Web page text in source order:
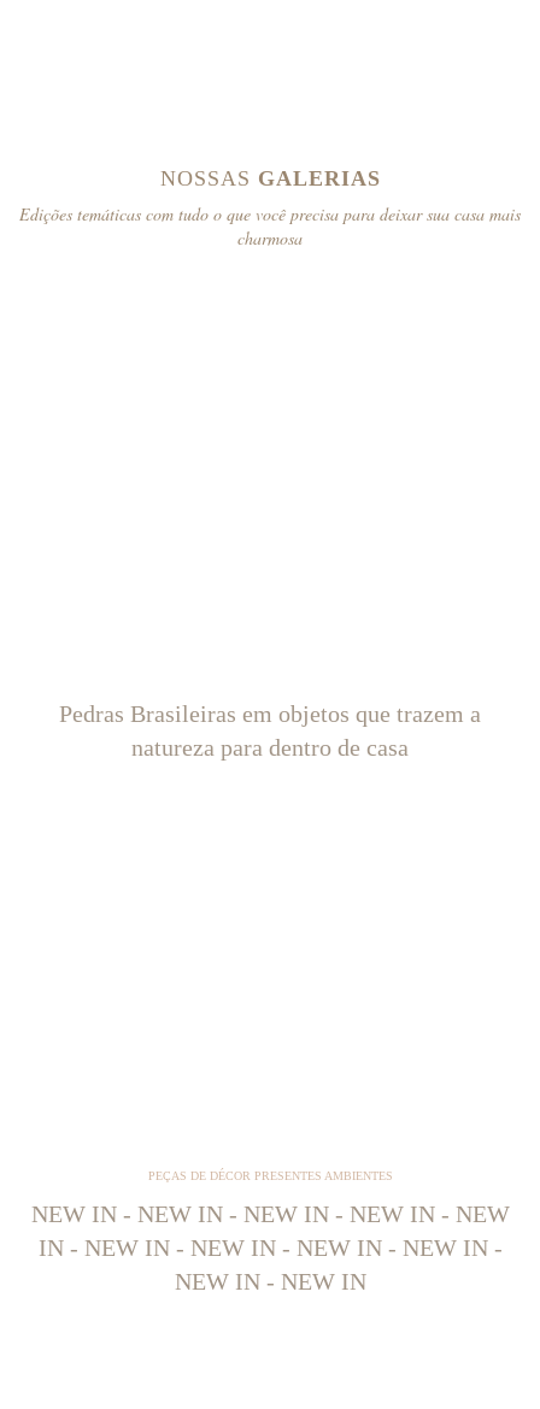
NOSSAS GALERIAS
Edições temáticas com tudo o que você precisa para deixar sua casa mais
charmosa
Pedras Brasileiras em objetos que trazem a
natureza para dentro de casa
PEÇAS DE DÉCOR PRESENTES AMBIENTES
NEW IN - NEW IN - NEW IN - NEW IN - NEW
IN - NEW IN - NEW IN - NEW IN - NEW IN -
NEW IN - NEW IN